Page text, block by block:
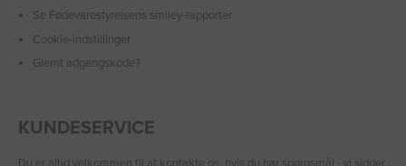
Se Fødevarestyrelsens smiley-rapporter
Cookie-indstillinger
Glemt adgangskode?
KUNDESERVICE
Du er altid velkommen til at kontakte os , hvis du har spørgsmål - vi sidder